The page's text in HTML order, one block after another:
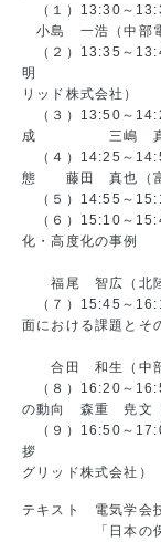
（１）
小島 一浩（中部電
（２）13:35～
明 瀧田
リッド株式会社）
（３）13:50～
成 三嶋 真司（
（４）14:25～
態 藤田 真也（富
（５）14:55～
（６）15:10～
化・高度化の事例
福尾 智広（北陸
（７）15:45～
面における課題とそ
合田 和生（中部
（８）16:20～
の動向 森重 尭文（
（９）16:50～
拶 小島
グリッド株式会社）
テキスト 電気学会
「日本の保護リ